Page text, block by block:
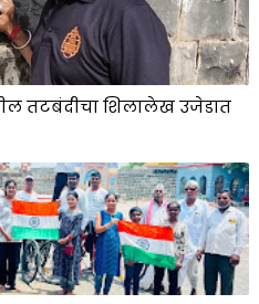
तटबंदीचा शिलालेख उजेडात